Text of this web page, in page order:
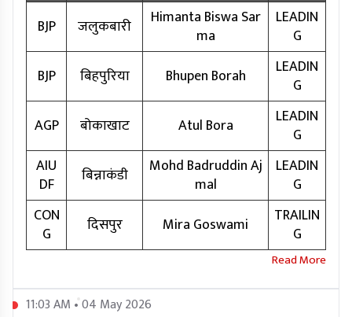
BJP जलुकबारी
Himanta Biswa Sar
ma
LEADIN
G
BJP
बिहपुरिया Bhupen Borah
LEADIN
G
AGP
बोकाखाट Atul Bora
LEADIN
G
AIU
DF
बिन्नाकंडी
Mohd Badruddin Aj
mal
LEADIN
G
CON
G
दिसपुर Mira Goswami
TRAILIN
G
11:03 AM • 04 May 2026